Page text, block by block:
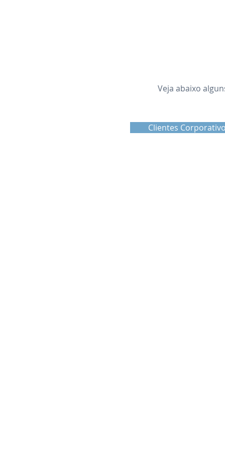
Veja abaixo
Clientes